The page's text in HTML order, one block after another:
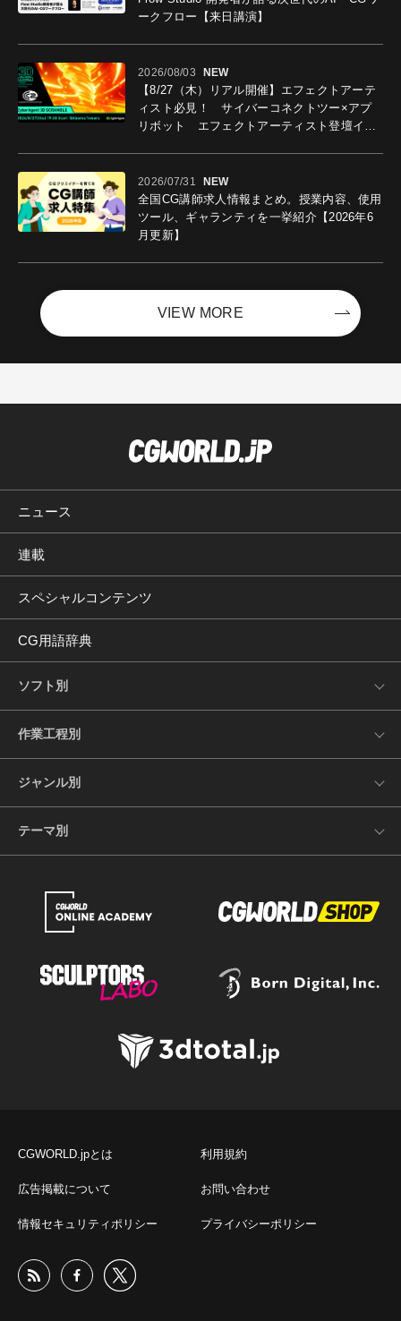
ークフロー【来日講演】
2026/08/03 NEW
【8/27（木）リアル開催】エフェクトアーテ
ィスト必見！ サイバーコネクトツー×アプ
リボット エフェクトアーティスト登壇イベ
2026/07/31 NEW
全国CG講師求人情報まとめ。授業内容、使用
ツール、ギャランティを一挙紹介【2026年6
月更新】
VIEW MORE
ニュース
連載
スペシャルコンテンツ
CG用語辞典
ソフト別
作業工程別
ジャンル別
テーマ別
CGWORLD.jpとは 利用規約
広告掲載について お問い合わせ
情報セキュリティポリシー プライバシーポリシー